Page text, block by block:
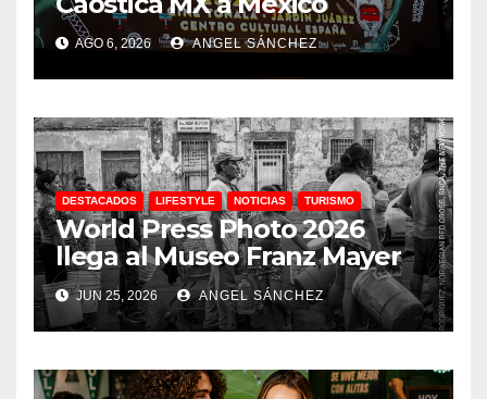
AGO 6, 2026 ANGEL SÁNCHEZ
DESTACADOS LIFESTYLE NOTICIAS TURISMO
World Press Photo 2026
llega al Museo Franz Mayer
JUN 25, 2026 ANGEL SÁNCHEZ